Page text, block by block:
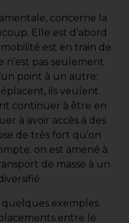
concerne la
Elle est d’abord
est en train de
n’est pas seulement
point à un autre;
ils veulent
continuer à être en
à avoir accès à des
de très fort qu’on
on est amené à
de masse à un
exemples.
entre le